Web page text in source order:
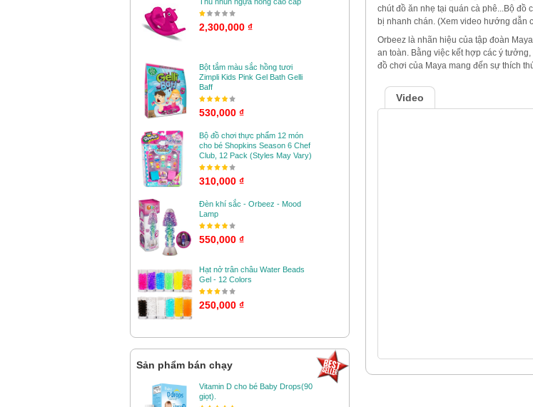
chút đồ ăn nhẹ tại quán cà phê...Bộ đồ
bị nhanh chán. (Xem video hướng dẫn
Orbeez là nhãn hiệu của tập đoàn
an toàn. Bằng việc kết hợp các ý
đồ chơi của Maya mang đến sự thích
Video
2,300,000 ₫
Bột tắm màu sắc hồng tươi
Zimpli Kids Pink Gel Bath Gelli
Baff
530,000 ₫
Bộ đồ chơi thực phẩm 12 món
cho bé Shopkins Season 6 Chef
Club, 12 Pack (Styles May Vary)
310,000 ₫
Đèn khí sắc - Orbeez - Mood
Lamp
550,000 ₫
Hạt nở trân châu Water Beads
Gel - 12 Colors
250,000 ₫
Sản phẩm bán chạy
Vitamin D cho bé Baby Drops(90
giọt).